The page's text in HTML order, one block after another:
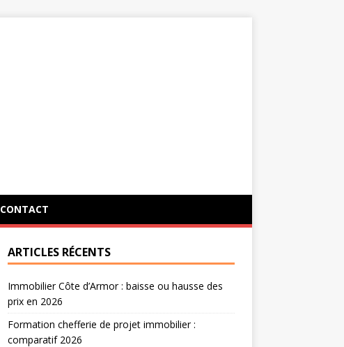
CONTACT
ARTICLES RÉCENTS
Immobilier Côte d’Armor : baisse ou hausse des
prix en 2026
Formation chefferie de projet immobilier :
comparatif 2026